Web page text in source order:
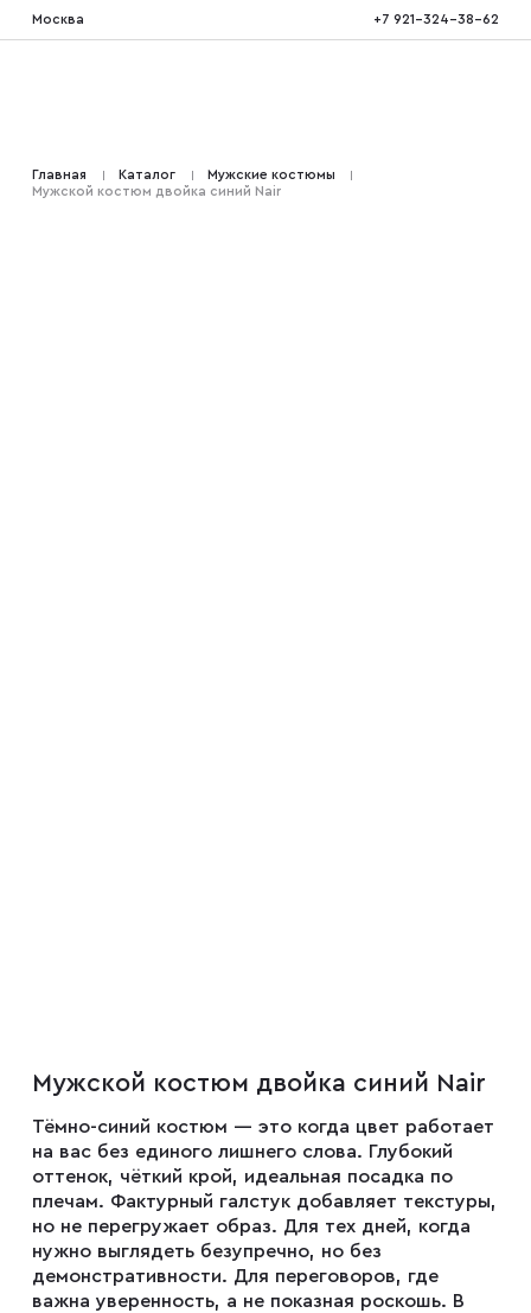
Москва +7 921-324-38-62
Костюмы двойка
Мужские туфли
Дублёнки
Жилеты
Главная Каталог
Мужские костюмы
Мужской костюм двойка синий Nair
Мужской костюм двойка синий Nair
Тёмно-синий костюм — это когда цвет работает
на вас без единого лишнего слова. Глубокий
оттенок, чёткий крой, идеальная посадка по
плечам. Фактурный галстук добавляет текстуры,
но не перегружает образ. Для тех дней, когда
нужно выглядеть безупречно, но без
демонстративности. Для переговоров, где
важна уверенность, а не показная роскошь. В